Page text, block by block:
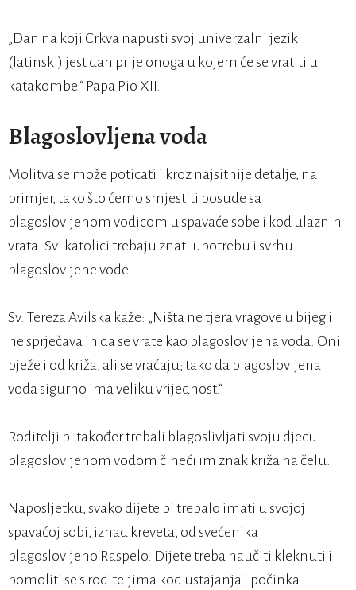
„Dan na koji Crkva napusti svoj univerzalni jezik
(latinski) jest dan prije onoga u kojem će se vratiti u
katakombe.“ Papa Pio XII.
Blagoslovljena voda
Molitva se može poticati i kroz najsitnije detalje, na
primjer, tako što ćemo smjestiti posude sa
blagoslovljenom vodicom u spavaće sobe i kod ulaznih
vrata. Svi katolici trebaju znati upotrebu i svrhu
blagoslovljene vode.
Sv. Tereza Avilska kaže: „Ništa ne tjera vragove u bijeg i
ne sprječava ih da se vrate kao blagoslovljena voda. Oni
bježe i od križa, ali se vraćaju; tako da blagoslovljena
voda sigurno ima veliku vrijednost.“
Roditelji bi također trebali blagoslivljati svoju djecu
blagoslovljenom vodom čineći im znak križa na čelu.
Naposljetku, svako dijete bi trebalo imati u svojoj
spavaćoj sobi, iznad kreveta, od svećenika
blagoslovljeno Raspelo. Dijete treba naučiti kleknuti i
pomoliti se s roditeljima kod ustajanja i počinka.